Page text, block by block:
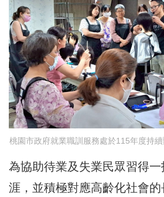
桃園市政府就業職訓服務處於115年度持續
為協助待業及失業民眾習得
涯，並積極對應高齡化社會的